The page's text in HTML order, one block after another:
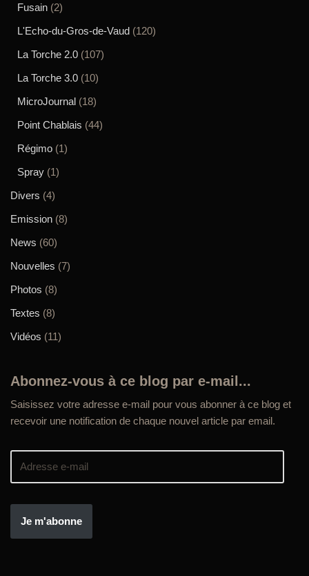
Fusain (2)
L'Echo-du-Gros-de-Vaud (120)
La Torche 2.0 (107)
La Torche 3.0 (10)
MicroJournal (18)
Point Chablais (44)
Régimo (1)
Spray (1)
Divers (4)
Emission (8)
News (60)
Nouvelles (7)
Photos (8)
Textes (8)
Vidéos (11)
Abonnez-vous à ce blog par e-mail...
Saisissez votre adresse e-mail pour vous abonner à ce blog et
recevoir une notification de chaque nouvel article par email.
Je m'abonne